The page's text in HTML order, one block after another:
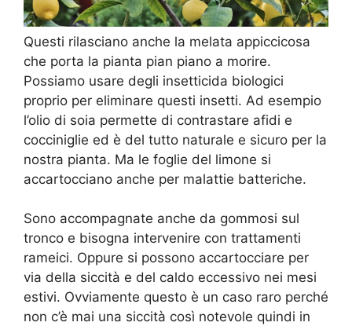
Questi rilasciano anche la melata appiccicosa
che porta la pianta pian piano a morire.
Possiamo usare degli insetticida biologici
proprio per eliminare questi insetti. Ad esempio
l’olio di soia permette di contrastare afidi e
cocciniglie ed è del tutto naturale e sicuro per la
nostra pianta. Ma le foglie del limone si
accartocciano anche per malattie batteriche.
Sono accompagnate anche da gommosi sul
tronco e bisogna intervenire con trattamenti
rameici. Oppure si possono accartocciare per
via della siccità e del caldo eccessivo nei mesi
estivi. Ovviamente questo è un caso raro perché
non c’è mai una siccità così notevole quindi in